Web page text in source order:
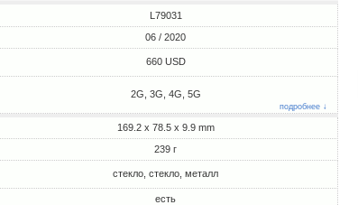
L79031
06 / 2020
660 USD
2G, 3G, 4G, 5G
подробнее ↓
169.2 x 78.5 x 9.9 mm
239 г
стекло, стекло, металл
есть